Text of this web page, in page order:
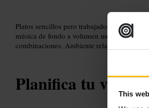
This
Platos sencillos pero trabajados, con
música de fondo a volumen moderado.
combinaciones. Ambiente relajado sin ser
Planifica tu visita